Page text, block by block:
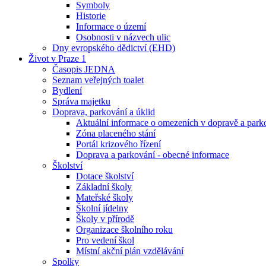
Symboly
Historie
Informace o území
Osobnosti v názvech ulic
Dny evropského dědictví (EHD)
Život v Praze 1
Časopis JEDNA
Seznam veřejných toalet
Bydlení
Správa majetku
Doprava, parkování a úklid
Aktuální informace o omezeních v dopravě a
Zóna placeného stání
Portál krizového řízení
Doprava a parkování - obecné informace
Školství
Dotace školství
Základní školy
Mateřské školy
Školní jídelny
Školy v přírodě
Organizace školního roku
Pro vedení škol
Místní akční plán vzdělávání
Spolky